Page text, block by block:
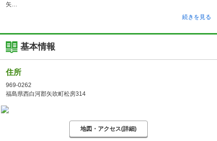
矢
続きを見る
基本情報
住所
969-0262
福島県西白河郡矢吹町松房314
地図・アクセス(詳細)